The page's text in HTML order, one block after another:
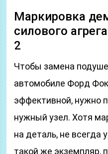
Маркировка
силового
2
Чтобы замена
автомобиле Форд
эффективной, нужно
нужный узел. Хотя
на деталь, не всегда
такой же экземпляр,